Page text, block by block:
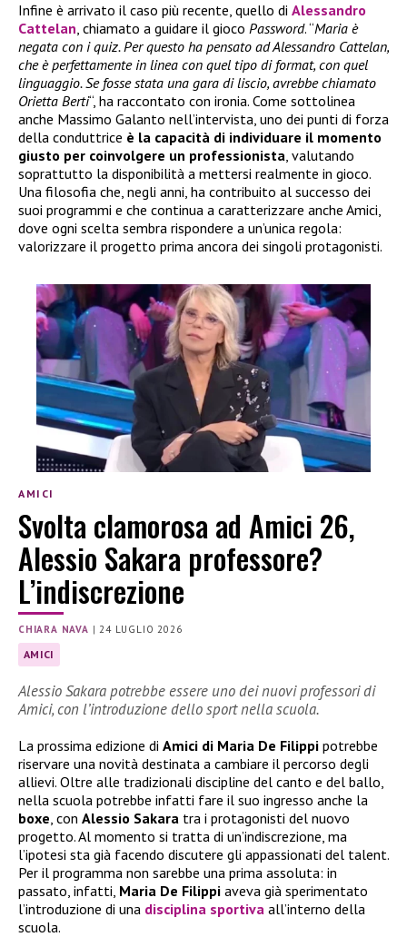
Infine è arrivato il caso più recente, quello di Alessandro
Cattelan, chiamato a guidare il gioco Password. “Maria è
negata con i quiz. Per questo ha pensato ad Alessandro Cattelan,
che è perfettamente in linea con quel tipo di format, con quel
linguaggio. Se fosse stata una gara di liscio, avrebbe chiamato
Orietta Berti“, ha raccontato con ironia. Come sottolinea
anche Massimo Galanto nell’intervista, uno dei punti di forza
della conduttrice è la capacità di individuare il momento
giusto per coinvolgere un professionista, valutando
soprattutto la disponibilità a mettersi realmente in gioco.
Una filosofia che, negli anni, ha contribuito al successo dei
suoi programmi e che continua a caratterizzare anche Amici,
dove ogni scelta sembra rispondere a un’unica regola:
valorizzare il progetto prima ancora dei singoli protagonisti.
AMICI
Svolta clamorosa ad Amici 26,
Alessio Sakara professore?
L’indiscrezione
CHIARA NAVA | 24 LUGLIO 2026
AMICI
Alessio Sakara potrebbe essere uno dei nuovi professori di
Amici, con l’introduzione dello sport nella scuola.
La prossima edizione di Amici di Maria De Filippi potrebbe
riservare una novità destinata a cambiare il percorso degli
allievi. Oltre alle tradizionali discipline del canto e del ballo,
nella scuola potrebbe infatti fare il suo ingresso anche la
boxe , con Alessio Sakara tra i protagonisti del nuovo
progetto. Al momento si tratta di un’indiscrezione, ma
l’ipotesi sta già facendo discutere gli appassionati del talent.
Per il programma non sarebbe una prima assoluta: in
passato, infatti, Maria De Filippi aveva già sperimentato
l’introduzione di una disciplina sportiva all’interno della
scuola.